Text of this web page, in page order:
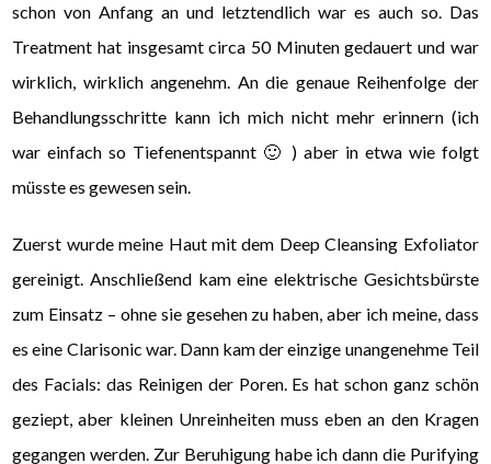
schon von Anfang an und letztendlich war es auch so. Das
Treatment hat insgesamt circa 50 Minuten gedauert und war
wirklich, wirklich angenehm. An die genaue Reihenfolge der
Behandlungsschritte kann ich mich nicht mehr erinnern (ich
war einfach so Tiefenentspannt 🙂 ) aber in etwa wie folgt
müsste es gewesen sein.
Zuerst wurde meine Haut mit dem Deep Cleansing Exfoliator
gereinigt. Anschließend kam eine elektrische Gesichtsbürste
zum Einsatz – ohne sie gesehen zu haben, aber ich meine, dass
es eine Clarisonic war. Dann kam der einzige unangenehme Teil
des Facials: das Reinigen der Poren. Es hat schon ganz schön
geziept, aber kleinen Unreinheiten muss eben an den Kragen
gegangen werden. Zur Beruhigung habe ich dann die Purifying